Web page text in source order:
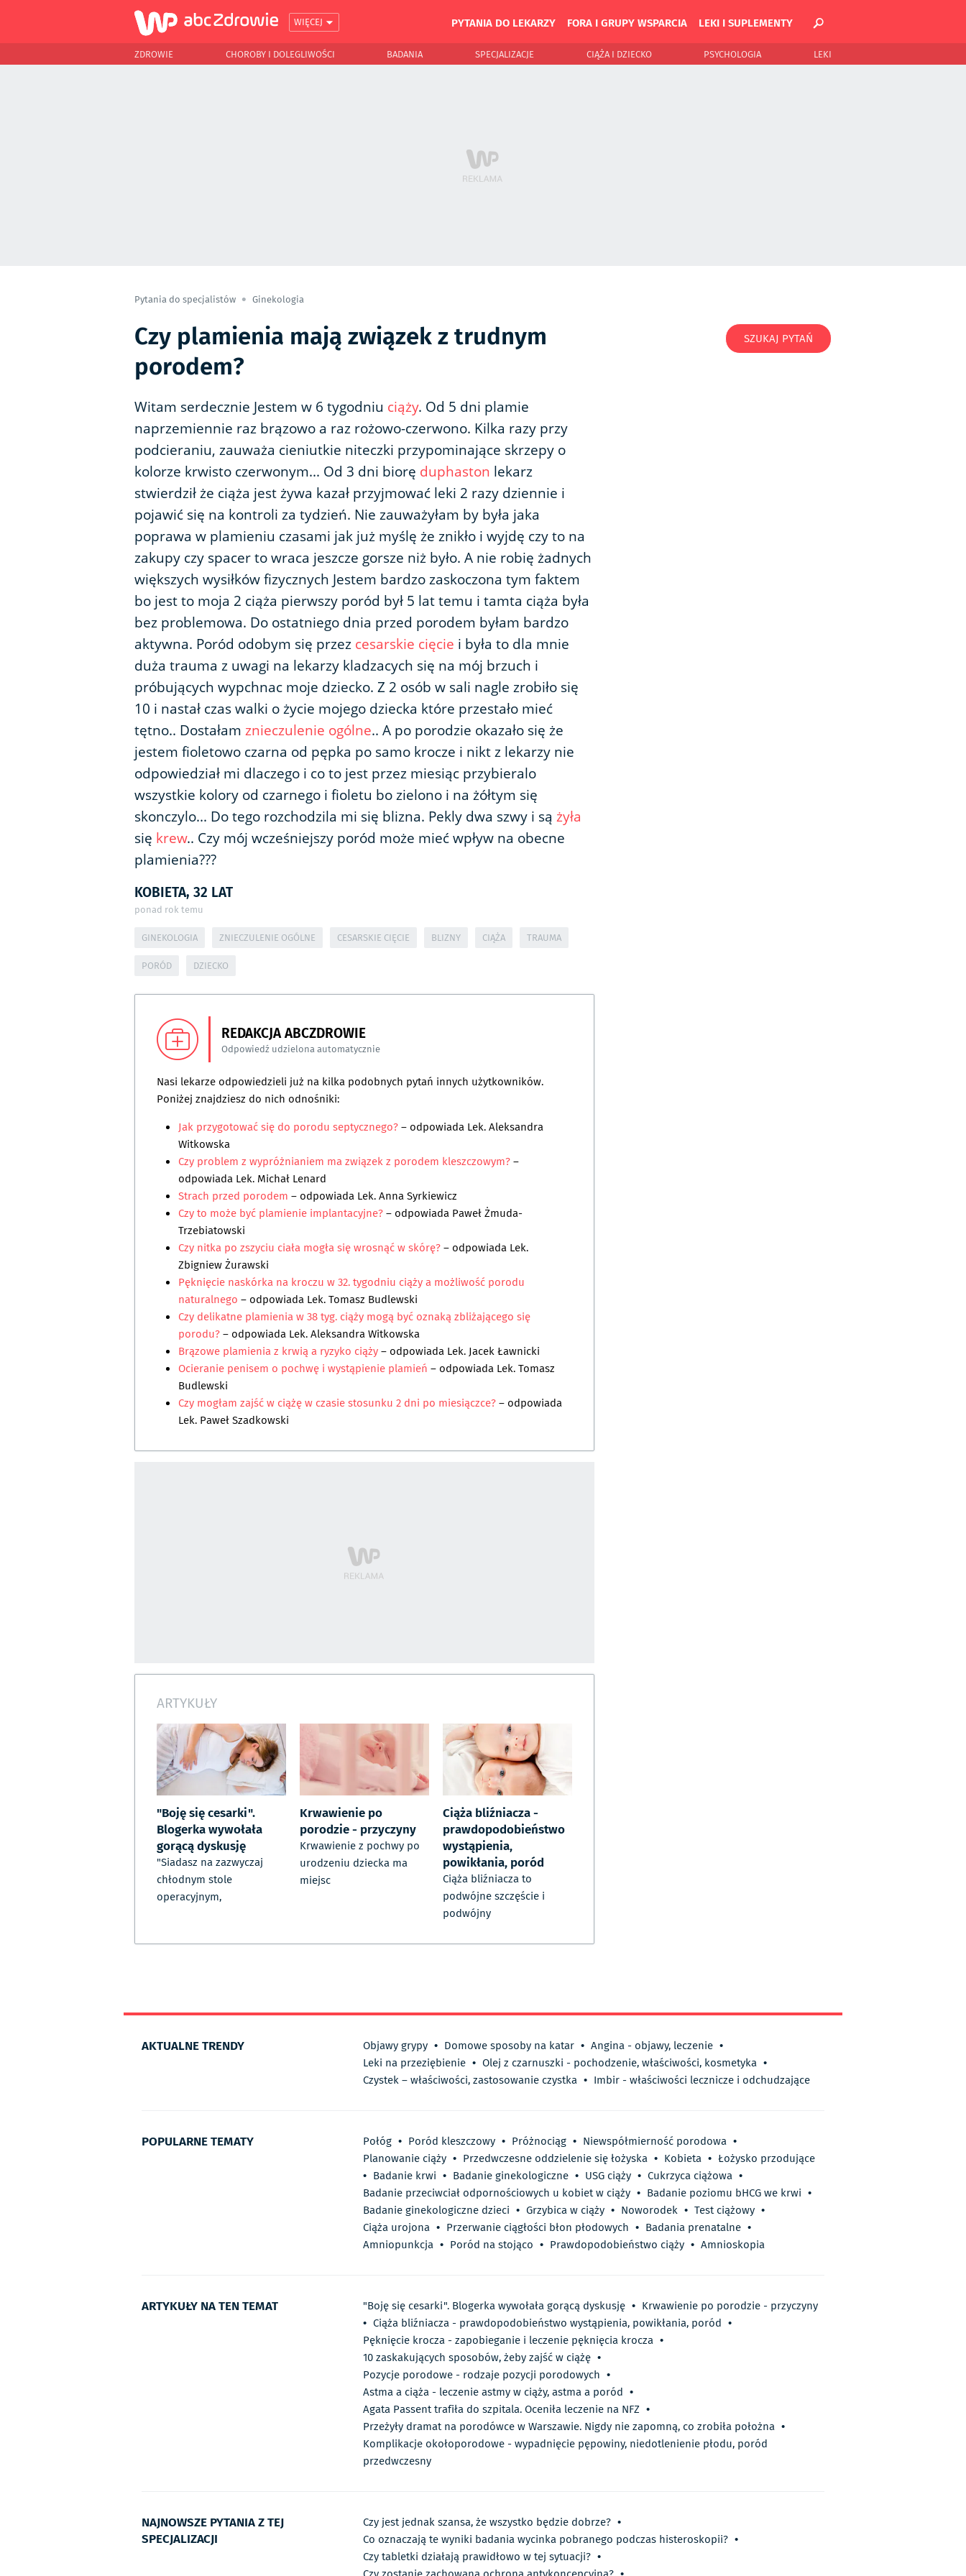
WIĘCEJ PYTANIA DO LEKARZY FORA I GRUPY WSPARCIA LEKI I SUPLEMENTY
ZDROWIE CHOROBY I DOLEGLIWOŚCI BADANIA SPECJALIZACJE CIĄŻA I DZIECKO PSYCHOLOGIA LEKI
Pytania do specjalistów Ginekologia
Czy plamienia mają związek z trudnym
porodem?
Witam serdecznie Jestem w 6 tygodniu ciąży. Od 5 dni plamie
naprzemiennie raz brązowo a raz rożowo-czerwono. Kilka razy przy
podcieraniu, zauważa cieniutkie niteczki przypominające skrzepy o
kolorze krwisto czerwonym... Od 3 dni biorę duphaston lekarz
stwierdził że ciąża jest żywa kazał przyjmować leki 2 razy dziennie i
pojawić się na kontroli za tydzień. Nie zauważyłam by była jaka
poprawa w plamieniu czasami jak już myślę że znikło i wyjdę czy to na
zakupy czy spacer to wraca jeszcze gorsze niż było. A nie robię żadnych
większych wysiłków fizycznych Jestem bardzo zaskoczona tym faktem
bo jest to moja 2 ciąża pierwszy poród był 5 lat temu i tamta ciąża była
bez problemowa. Do ostatniego dnia przed porodem byłam bardzo
aktywna. Poród odobym się przez cesarskie cięcie i była to dla mnie
duża trauma z uwagi na lekarzy kladzacych się na mój brzuch i
próbujących wypchnac moje dziecko. Z 2 osób w sali nagle zrobiło się
10 i nastał czas walki o życie mojego dziecka które przestało mieć
tętno.. Dostałam znieczulenie ogólne.. A po porodzie okazało się że
jestem fioletowo czarna od pępka po samo krocze i nikt z lekarzy nie
odpowiedział mi dlaczego i co to jest przez miesiąc przybieralo
wszystkie kolory od czarnego i fioletu bo zielono i na żółtym się
skonczylo... Do tego rozchodzila mi się blizna. Pekly dwa szwy i są żyła
się krew.. Czy mój wcześniejszy poród może mieć wpływ na obecne
plamienia???
KOBIETA, 32 LAT
ponad rok temu
GINEKOLOGIA ZNIECZULENIE OGÓLNE CESARSKIE CIĘCIE BLIZNY CIĄŻA TRAUMA
PORÓD DZIECKO
REDAKCJA ABCZDROWIE
Odpowiedź udzielona automatycznie
Nasi lekarze odpowiedzieli już na kilka podobnych pytań innych użytkowników.
Poniżej znajdziesz do nich odnośniki:
Jak przygotować się do porodu septycznego?– odpowiada Lek. Aleksandra
Witkowska
Czy problem z wypróżnianiem ma związek z porodem kleszczowym?–
odpowiada Lek. Michał Lenard
Strach przed porodem – odpowiada Lek. Anna Syrkiewicz
Czy to może być plamienie implantacyjne?– odpowiada Paweł Żmuda-
Trzebiatowski
Czy nitka po zszyciu ciała mogła się wrosnąć w skórę?– odpowiada Lek.
Zbigniew Żurawski
Pęknięcie naskórka na kroczu w 32. tygodniu ciąży a możliwość porodu
naturalnego – odpowiada Lek. Tomasz Budlewski
Czy delikatne plamienia w 38 tyg. ciąży mogą być oznaką zbliżającego się
porodu?– odpowiada Lek. Aleksandra Witkowska
Brązowe plamienia z krwią a ryzyko ciąży– odpowiada Lek. Jacek Ławnicki
Ocieranie penisem o pochwę i wystąpienie plamień – odpowiada Lek. Tomasz
Budlewski
Czy mogłam zajść w ciążę w czasie stosunku 2 dni po miesiączce?– odpowiada
Lek. Paweł Szadkowski
ARTYKUŁY
"Boję się cesarki".
Blogerka wywołała
gorącą dyskusję
"Siadasz na zazwyczaj
chłodnym stole
operacyjnym,
Krwawienie po
porodzie - przyczyny
Krwawienie z pochwy po
urodzeniu dziecka ma
miejsc
Ciąża bliźniacza -
prawdopodobieństwo
wystąpienia,
powikłania, poród
Ciąża bliźniacza to
podwójne szczęście i
podwójny
SZUKAJ PYTAŃ
AKTUALNE TRENDY Objawy grypy • Domowe sposoby na katar • Angina - objawy, leczenie •
Leki na przeziębienie • Olej z czarnuszki - pochodzenie, właściwości, kosmetyka •
Czystek – właściwości, zastosowanie czystka • Imbir - właściwości lecznicze i odchudzające
POPULARNE TEMATY Połóg • Poród kleszczowy • Próżnociąg • Niewspółmierność porodowa •
Planowanie ciąży • Przedwczesne oddzielenie się łożyska • Kobieta • Łożysko przodujące
• Badanie krwi • Badanie ginekologiczne • USG ciąży • Cukrzyca ciążowa •
Badanie przeciwciał odpornościowych u kobiet w ciąży • Badanie poziomu bHCG we krwi •
Badanie ginekologiczne dzieci • Grzybica w ciąży • Noworodek • Test ciążowy •
Ciąża urojona • Przerwanie ciągłości błon płodowych • Badania prenatalne •
Amniopunkcja • Poród na stojąco • Prawdopodobieństwo ciąży • Amnioskopia
ARTYKUŁY NA TEN TEMAT "Boję się cesarki". Blogerka wywołała gorącą dyskusję • Krwawienie po porodzie - przyczyny
• Ciąża bliźniacza - prawdopodobieństwo wystąpienia, powikłania, poród •
Pęknięcie krocza - zapobieganie i leczenie pęknięcia krocza •
10 zaskakujących sposobów, żeby zajść w ciążę •
Pozycje porodowe - rodzaje pozycji porodowych •
Astma a ciąża - leczenie astmy w ciąży, astma a poród •
Agata Passent trafiła do szpitala. Oceniła leczenie na NFZ •
Przeżyły dramat na porodówce w Warszawie. Nigdy nie zapomną, co zrobiła położna •
Komplikacje okołoporodowe - wypadnięcie pępowiny, niedotlenienie płodu, poród
przedwczesny
NAJNOWSZE PYTANIA Z TEJ
SPECJALIZACJI
Czy jest jednak szansa, że wszystko będzie dobrze? •
Co oznaczają te wyniki badania wycinka pobranego podczas histeroskopii? •
Czy tabletki działają prawidłowo w tej sytuacji? •